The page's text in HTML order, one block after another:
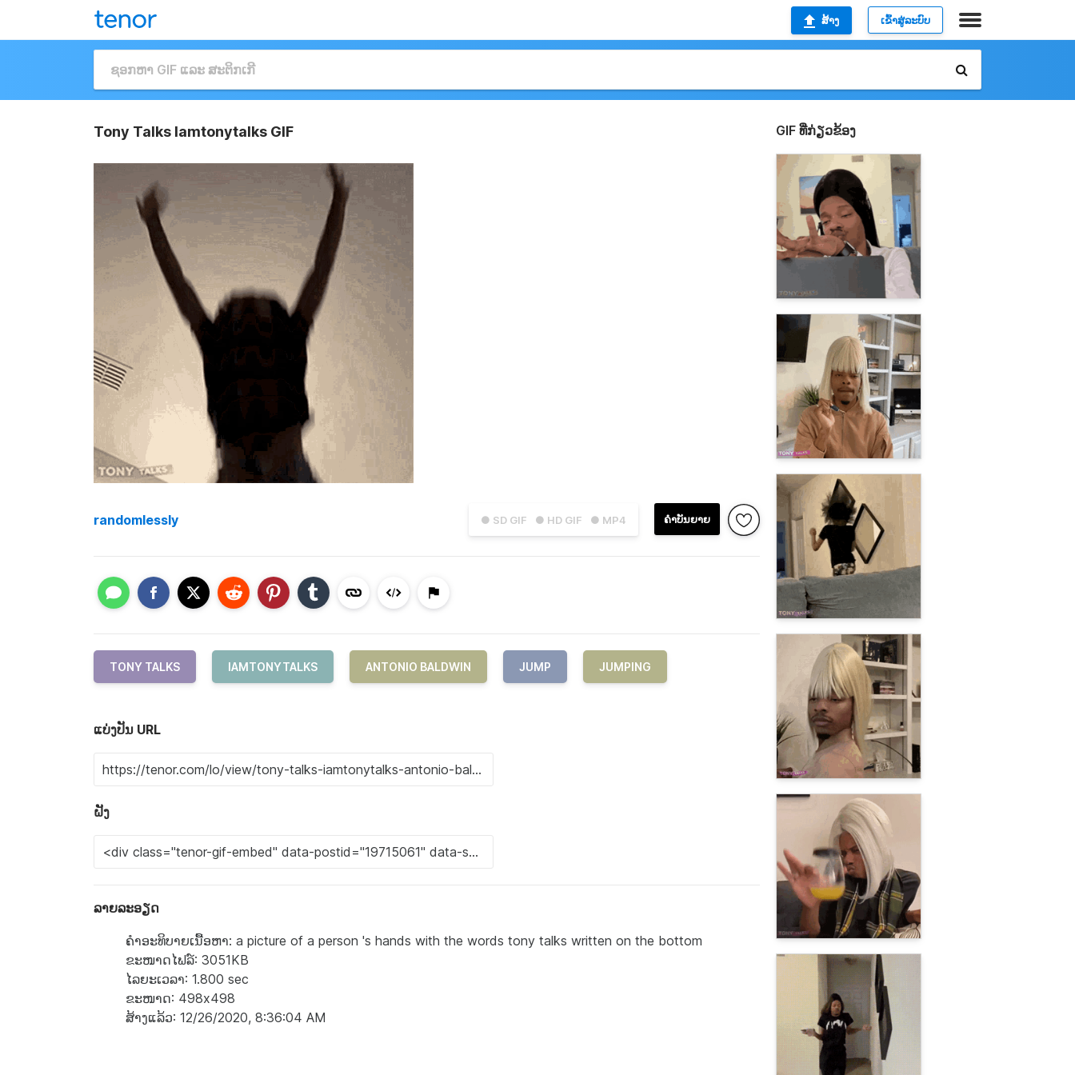
ສ້າງ ເຂົ້າສູ່ລະບົບ
Tony Talks Iamtonytalks GIF
● SD GIF ● HD GIF ● MP4 ຄຳບັນຍາຍ
randomlessly
TONY TALKS IAMTONYTALKS ANTONIO BALDWIN JUMP JUMPING
ແບ່ງປັນ URL
ຝັງ
ລາຍລະອຽດ
ຄຳອະທິບາຍເນື້ອຫາ: a picture of a person 's hands with the words tony talks written on the bottom
ຂະໜາດໄຟລ໌: 3051KB
ໄລຍະເວລາ: 1.800 sec
ຂະໜາດ: 498x498
ສ້າງແລ້ວ: 12/26/2020, 8:36:04 AM
GIF ທີ່ກ່ຽວຂ້ອງ